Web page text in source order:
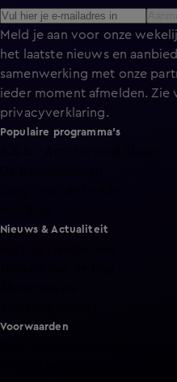
Meld je aan voor onze
het laatste nieuws en
samenwerking met onze
ieder moment afmelden. Zie
privacyverklaring.
Populaire programma's
Nieuws & Actualiteit
Voorwaarden